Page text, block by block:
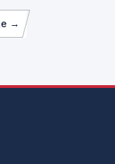
→